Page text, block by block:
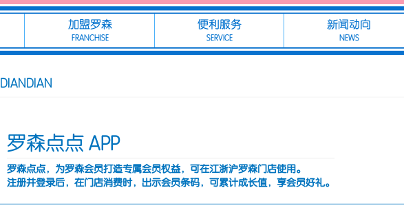
加盟罗森
FRANCHISE
便利服务
SERVICE
新闻动向
NEWS
DIANDIAN
罗森点点 APP
罗森点点，为罗森会员打造专属会员权益，可在江浙沪罗森门店使用。
注册并登录后，在门店消费时，出示会员条码，可累计成长值，享会员好礼。